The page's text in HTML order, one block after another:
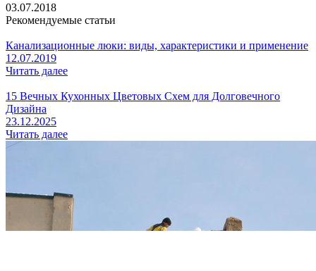
03.07.2018
Рекомендуемые статьи
Канализационные люки: виды, характеристики и применение
12.07.2019
Читать далее
15 Вечных Кухонных Цветовых Схем для Долговечного
Дизайна
23.12.2025
Читать далее